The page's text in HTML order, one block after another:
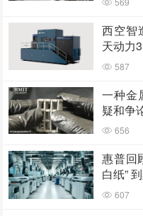
西空智
天动力
587
一种金
疑和争
656
惠普回
白纸”
607